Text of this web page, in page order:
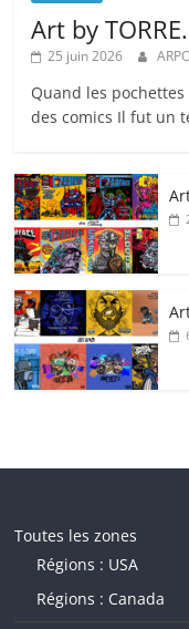
Art by
25 juin 2026
Quand les
des comics Il fut un
Toutes les zones
Régions : USA
Régions : Canada